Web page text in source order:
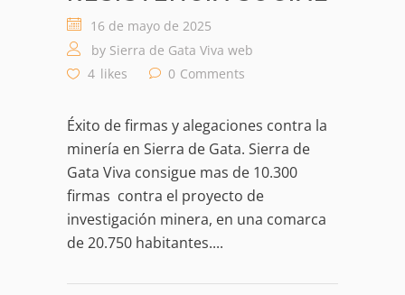
16 de mayo de 2025
by Sierra de Gata Viva web
4 likes 0 Comments
Éxito de firmas y alegaciones contra la
minería en Sierra de Gata. Sierra de
Gata Viva consigue mas de 10.300
firmas contra el proyecto de
investigación minera, en una comarca
de 20.750 habitantes....